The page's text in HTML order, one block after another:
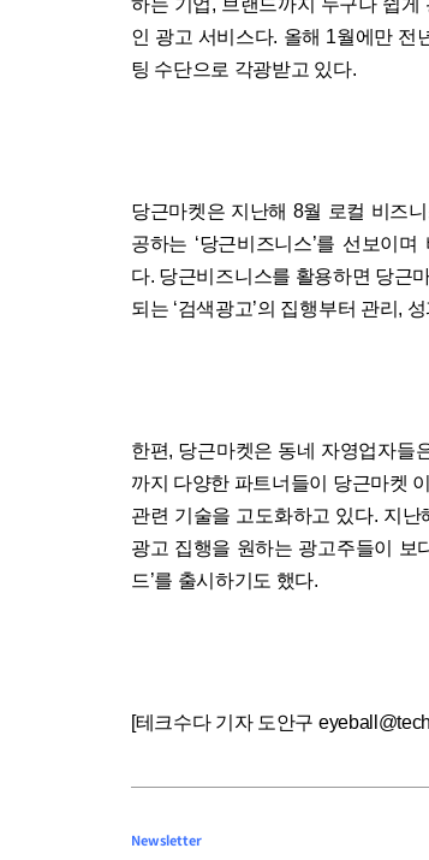
하는 기업, 브랜드까지 누구나 쉽
인 광고 서비스다. 올해 1월에만 전
팅 수단으로 각광받고 있다.
당근마켓은 지난해 8월 로컬 비즈
공하는 ‘당근비즈니스’를 선보이
다. 당근비즈니스를 활용하면 당근
되는 ‘검색광고’의 집행부터 관리,
한편, 당근마켓은 동네 자영업자들
까지 다양한 파트너들이 당근마켓
관련 기술을 고도화하고 있다. 지
광고 집행을 원하는 광고주들이 보
드’를 출시하기도 했다.
[테크수다 기자 도안구
Newsletter